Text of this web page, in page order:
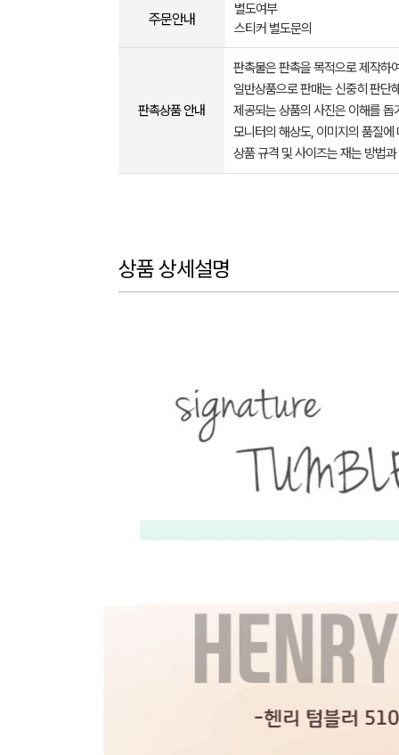
주문안내
별도여부
스티커 별도문의
판촉상품 안내
판촉물은 판촉을 목적으로 제작하
일반상품으로 판매는 신중히 판단
제공되는 상품의 사진은 이해를
모니터의 해상도, 이미지의 품질
상품 규격 및 사이즈는 재는 방법
상품 상세설명